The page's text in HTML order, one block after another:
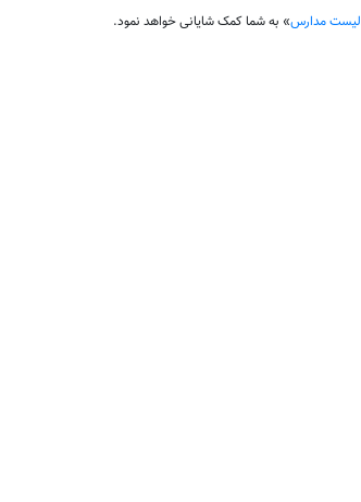
لیست مدارس» به شما کمک شایانی خواهد نمود.